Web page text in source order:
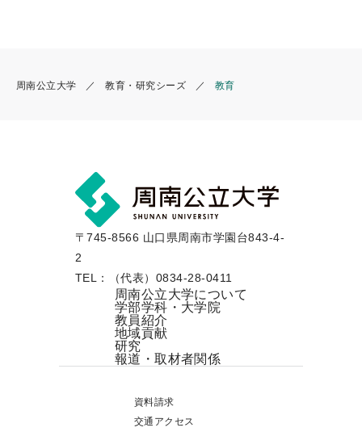
周南公立大学 教育・研究シーズ 教育
〒745-8566 山口県周南市学園台843-4-
2
TEL：（代表）0834-28-0411
周南公立大学について
学部学科・大学院
教員紹介
地域貢献
研究
報道・取材者関係
資料請求
交通アクセス